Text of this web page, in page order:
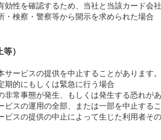
性を確認するため、当社と当該カード会
検察・警察等から開示を求められた場合
）
サービスの提供を中止することがあります
的にもしくは緊急に行う場合
常事態が発生、もしくは発生する恐れが
スの運用の全部、または一部を中止する
ビスの提供の中止によって生じた利用者そ